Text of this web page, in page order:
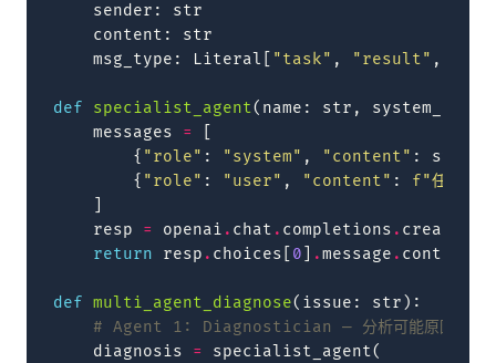
sender :
str
content :
str
msg_type : Literal "task" , "result" ,
def specialist_agent( name : str ,
messages
=
{ "role" : "system" , "content" :
{ "role" : "user" , "content" : f"任务:
resp
= openai . chat . completions . create
return
resp . choices 0 .message . content
def multi_agent_diagnose( issue : str ):
# Agent 1: Diagnostician — 分析可能原因
diagnosis
= specialist_agent(